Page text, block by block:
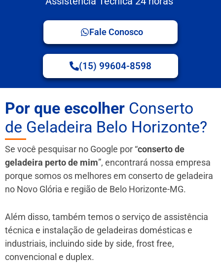
Fale Conosco
(15) 99604-8598
Por que escolher Conserto
de Geladeira Belo Horizonte?
Se você pesquisar no Google por “conserto de
geladeira perto de mim”, encontrará nossa empresa
porque somos os melhores em conserto de geladeira
no Novo Glória e região de Belo Horizonte-MG.
Além disso, também temos o serviço de assistência
técnica e instalação de geladeiras domésticas e
industriais, incluindo side by side, frost free,
convencional e duplex.